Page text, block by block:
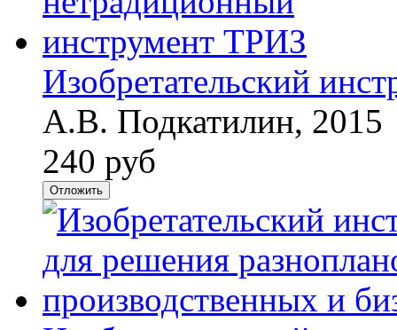
Изобретательский
А.В. Подкатилин, 2015
240 руб
Отложить